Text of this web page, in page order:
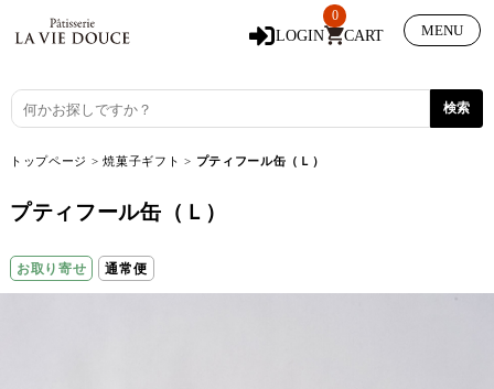
LOGIN CART
0
MENU
トップページ >焼菓子ギフト > プティフール缶（Ｌ）
プティフール缶（Ｌ）
お取り寄せ 通常便